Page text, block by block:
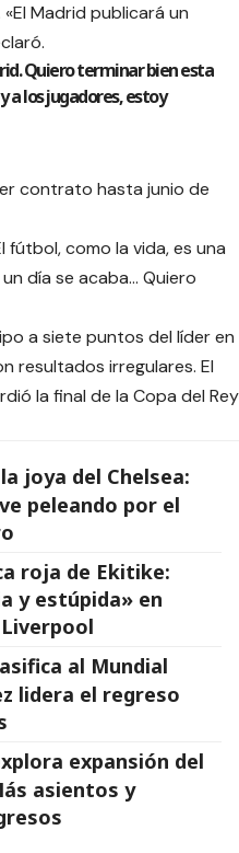
Madrid publicará un
Quiero terminar bien esta
a los jugadores, estoy
contrato hasta junio de
como la vida, es una
día se acaba… Quiero
a siete puntos del líder en
resultados irregulares. El
la final de la Copa del Rey
joya del Chelsea:
peleando por el
roja de Ekitike:
y estúpida» en
al Mundial
lidera el regreso
expansión del
asientos y